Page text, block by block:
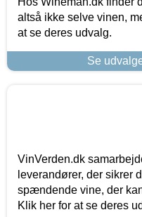
altså ikke selve vinen,
at se deres udvalg.
Se
VinVerden.dk
leverandører, der sikrer
spændende vine, der
Klik her for at se deres